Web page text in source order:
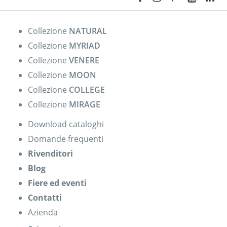
Collezione NATURAL
Collezione MYRIAD
Collezione VENERE
Collezione MOON
Collezione COLLEGE
Collezione MIRAGE
Download cataloghi
Domande frequenti
Rivenditori
Blog
Fiere ed eventi
Contatti
Azienda